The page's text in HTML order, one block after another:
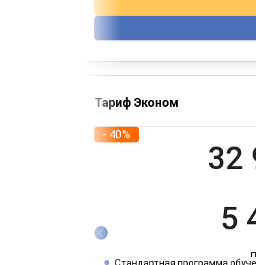
Тариф Эконом
- 40%
32
5